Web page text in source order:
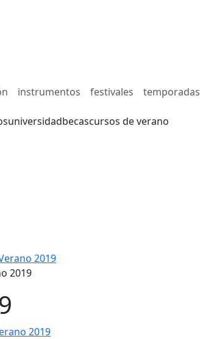
instrumentos festivales temporadas
universidadbecascursos de verano
2019
2019
2019